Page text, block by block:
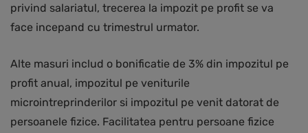
privind salariatul, trecerea la impozit pe profit se va
face incepand cu trimestrul urmator.
Alte masuri includ o bonificatie de 3% din impozitul pe
profit anual, impozitul pe veniturile
microintreprinderilor si impozitul pe venit datorat de
persoanele fizice. Facilitatea pentru persoane fizice